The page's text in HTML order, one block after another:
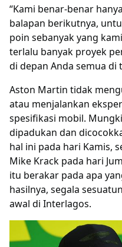
“Kami benar-benar
balapan berikutnya,
poin sebanyak yang
terlalu banyak proyek
di depan Anda semua di
Aston Martin tidak
atau menjalankan
spesifikasi mobil.
dipadukan dan
hal ini pada hari Kamis,
Mike Krack pada hari
itu berakar pada apa
hasilnya, segala
awal di Interlagos.